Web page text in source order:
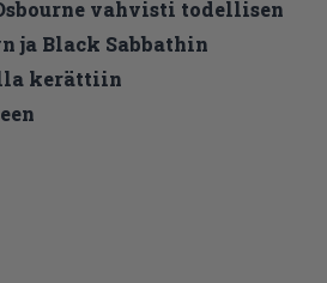
vahvisti todellisen
ja Black Sabbathin
kerättiin